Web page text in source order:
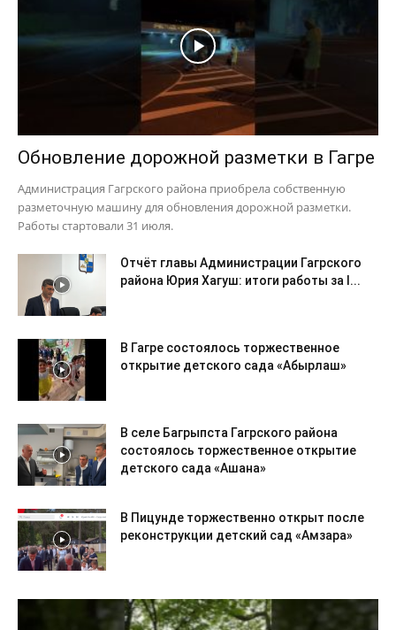
Обновление дорожной разметки в Гагре
Администрация Гагрского района приобрела собственную
разметочную машину для обновления дорожной разметки.
Работы стартовали 31 июля.
Отчёт главы Администрации Гагрского
района Юрия Хагуш: итоги работы за I...
В Гагре состоялось торжественное
открытие детского сада «Абырлаш»
В селе Багрыпста Гагрского района
состоялось торжественное открытие
детского сада «Ашана»
В Пицунде торжественно открыт после
реконструкции детский сад «Амзара»